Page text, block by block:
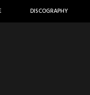
DISCOGRAPHY